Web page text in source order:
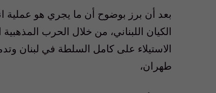
بعد أن برز بوضوح أن ما يجري هو عملية
الكيان اللبناني، من خلال الحرب
الاستيلاء على كامل السلطة في لبنان
طهران،